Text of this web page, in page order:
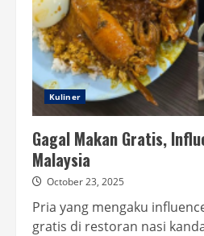
Kuliner
Gagal Makan Gratis,
Malaysia
October 23, 2025
Pria yang mengaku
gratis di restoran nasi